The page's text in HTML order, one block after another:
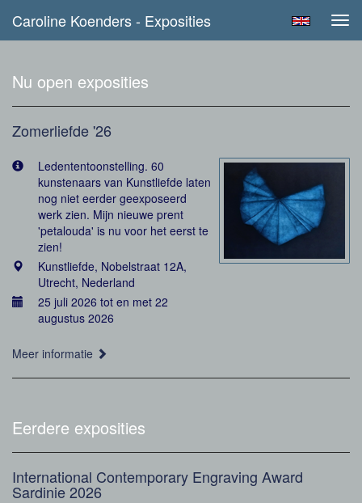
Caroline Koenders - Exposities
Nu open exposities
Zomerliefde '26
Ledententoonstelling. 60
kunstenaars van Kunstliefde laten
nog niet eerder geexposeerd
werk zien. Mijn nieuwe prent
'petalouda' is nu voor het eerst te
zien!
Kunstliefde, Nobelstraat 12A,
Utrecht, Nederland
25 juli 2026 tot en met 22
augustus 2026
Meer informatie
Eerdere exposities
International Contemporary Engraving Award
Sardinie 2026